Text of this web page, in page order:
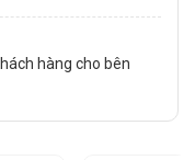
hàng cho bên